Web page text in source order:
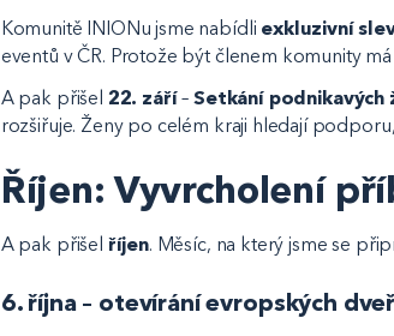
Komunitě INIONu jsme nabídli exkluzivní
eventů v ČR. Protože být členem komunity
A pak přišel 22. září–Setkání podnikavých
rozšiřuje. Ženy po celém kraji hledají
Říjen: Vyvrcholení
A pak přišel říjen. Měsíc, na který jsme se
6. října – otevírání evropských